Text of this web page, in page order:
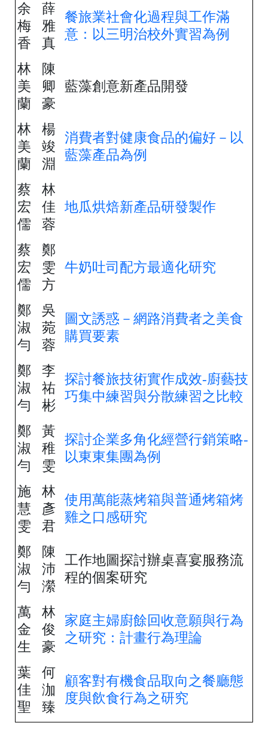
余
梅
香
薛
雅
真
餐旅業社會化過程與工作滿
意：以三明治校外實習為例
林
美
蘭
陳
卿
豪
藍藻創意新產品開發
林
美
蘭
楊
竣
淵
消費者對健康食品的偏好－以
藍藻產品為例
蔡
宏
儒
林
佳
蓉
地瓜烘焙新產品研發製作
蔡
宏
儒
鄭
雯
方
牛奶吐司配方最適化研究
鄭
淑
勻
吳
菀
蓉
圖文誘惑－網路消費者之美食
購買要素
鄭
淑
勻
李
祐
彬
探討餐旅技術實作成效-廚藝技
巧集中練習與分散練習之比較
鄭
淑
勻
黃
稚
雯
探討企業多角化經營行銷策略-
以東東集團為例
施
慧
雯
林
彥
君
使用萬能蒸烤箱與普通烤箱烤
雞之口感研究
鄭
淑
勻
陳
沛
瀠
工作地圖探討辦桌喜宴服務流
程的個案研究
萬
金
生
林
俊
豪
家庭主婦廚餘回收意願與行為
之研究：計畫行為理論
葉
佳
聖
何
泇
臻
顧客對有機食品取向之餐廳態
度與飲食行為之研究